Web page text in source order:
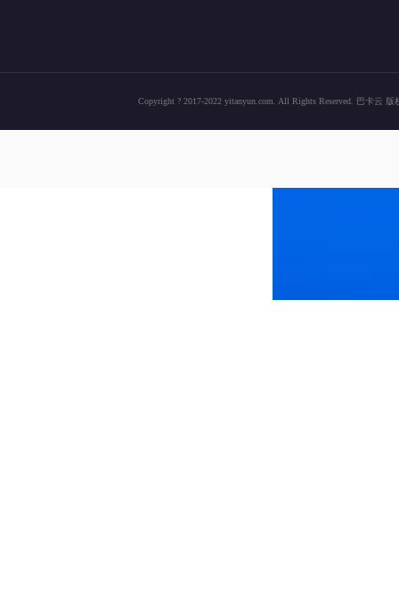
Copyright ? 2017-2022 yitanyun.com. All Rights Reserved. 巴卡云